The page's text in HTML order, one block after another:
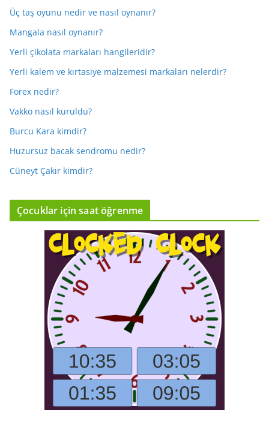
Üç taş oyunu nedir ve nasıl oynanır?
Mangala nasıl oynanır?
Yerli çikolata markaları hangileridir?
Yerli kalem ve kırtasiye malzemesi markaları nelerdir?
Forex nedir?
Vakko nasıl kuruldu?
Burcu Kara kimdir?
Huzursuz bacak sendromu nedir?
Cüneyt Çakır kimdir?
Çocuklar için saat öğrenme